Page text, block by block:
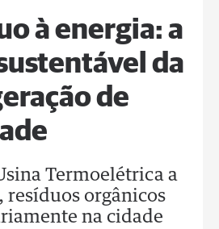
à energia: a
da
de
Termoelétrica a
resíduos orgânicos
na cidade